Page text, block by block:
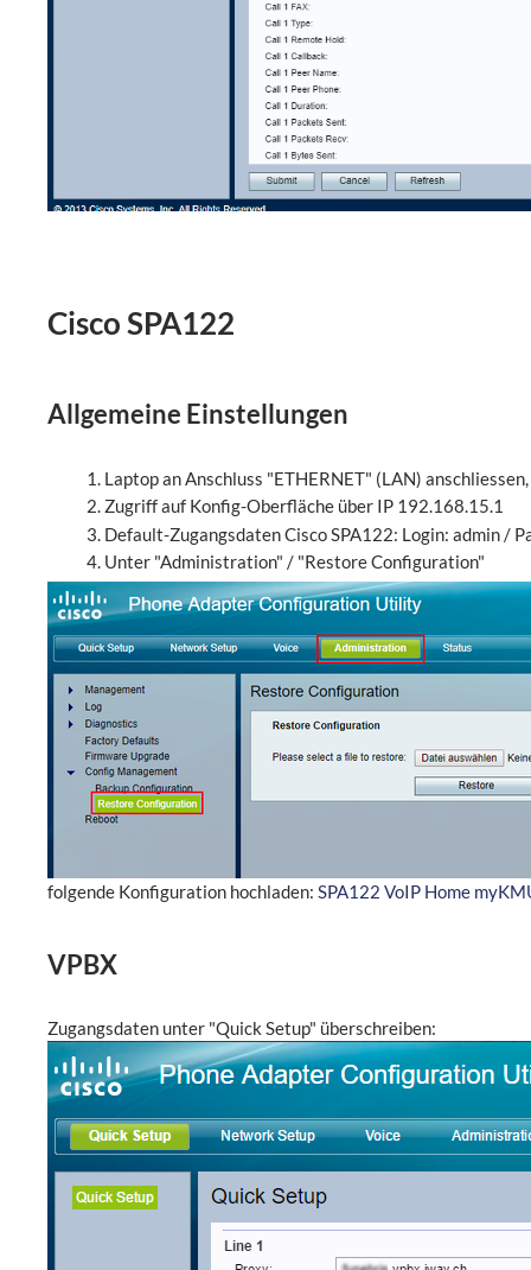
Cisco SPA122
Allgemeine Einstellungen
Laptop an Anschluss "ETHERNET" (LAN)
Zugriff auf Konfig-Oberfläche über IP 192.168.15.1
Default-Zugangsdaten Cisco SPA122: Login: admin /
Unter "Administration" / "Restore Configuration"
folgende Konfiguration hochladen: SPA122 VoIP Home
VPBX
Zugangsdaten unter "Quick Setup" überschreiben: